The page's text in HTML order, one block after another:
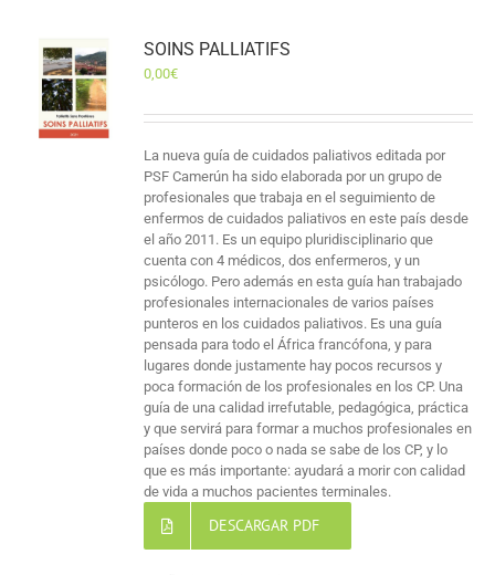
SOINS PALLIATIFS
0,00€
La nueva guía de cuidados paliativos editada por
PSF Camerún ha sido elaborada por un grupo de
profesionales que trabaja en el seguimiento de
enfermos de cuidados paliativos en este país desde
el año 2011. Es un equipo pluridisciplinario que
cuenta con 4 médicos, dos enfermeros, y un
psicólogo. Pero además en esta guía han trabajado
profesionales internacionales de varios países
punteros en los cuidados paliativos. Es una guía
pensada para todo el África francófona, y para
lugares donde justamente hay pocos recursos y
poca formación de los profesionales en los CP. Una
guía de una calidad irrefutable, pedagógica, práctica
y que servirá para formar a muchos profesionales en
países donde poco o nada se sabe de los CP, y lo
que es más importante: ayudará a morir con calidad
de vida a muchos pacientes terminales.
DESCARGAR PDF